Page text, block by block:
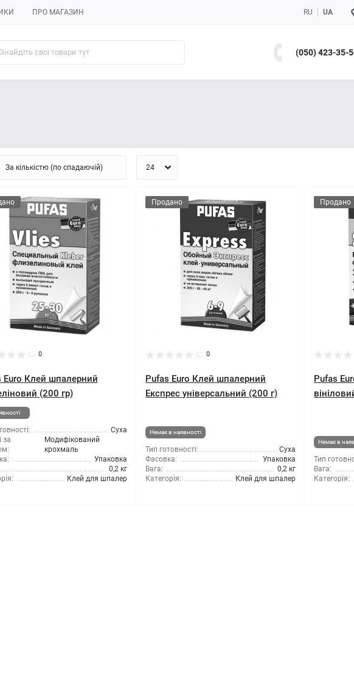
ПРО МАГАЗИН RU UA
(050) 423-35-
0
Euro Клей шпалерний
(200 гр)
Суха
за
Модифікований
крохмаль
Упаковка
0,2 кг
Клей для шпалер
Продано
0
Pufas Euro Клей шпалерний
Експрес універсальний (200 г)
Немає в наявності
Тип готовності:
Суха
Фасовка:
Упаковка
Вага:
0,2 кг
Категорія:
Клей для шпалер
Продано
Pufas
Немає в
Тип
Вага:
Категорія: